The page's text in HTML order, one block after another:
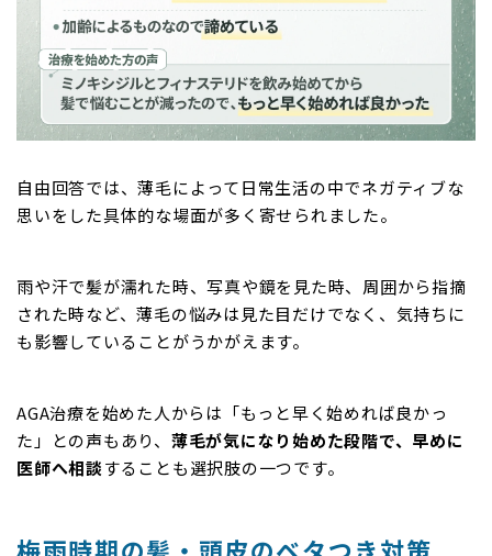
自由回答では、薄毛によって日常生活の中でネガティブな
思いをした具体的な場面が多く寄せられました。
雨や汗で髪が濡れた時、写真や鏡を見た時、周囲から指摘
された時など、薄毛の悩みは見た目だけでなく、気持ちに
も影響していることがうかがえます。
AGA治療を始めた人からは「もっと早く始めれば良かっ
た」との声もあり、 薄毛が気になり始めた段階で、早めに
医師へ相談することも選択肢の一つです。